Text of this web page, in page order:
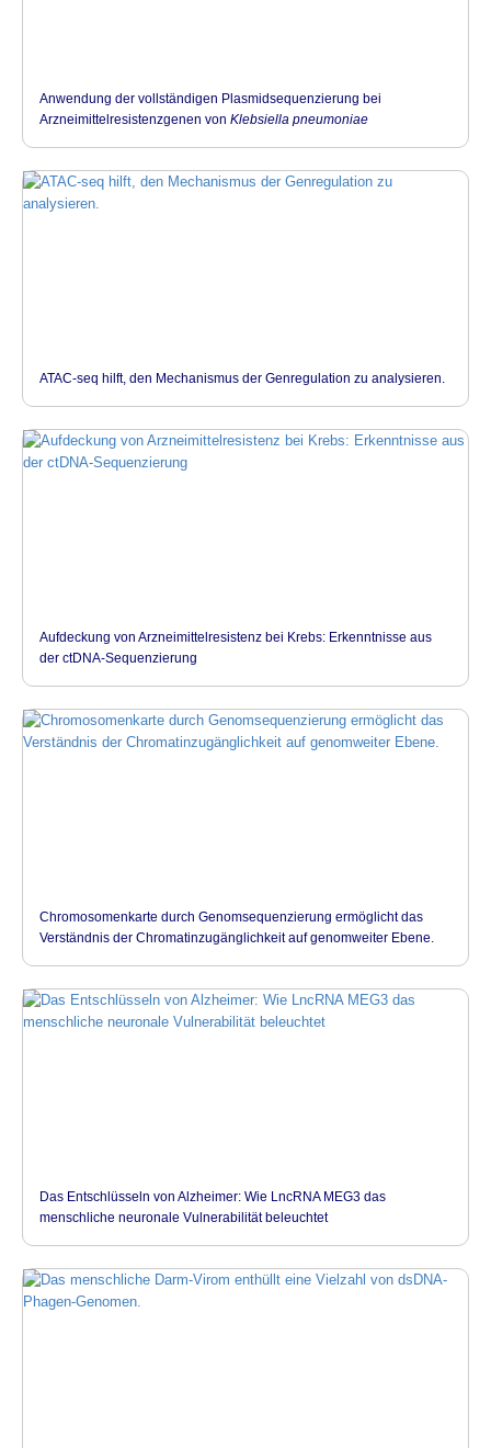
Anwendung der vollständigen Plasmidsequenzierung bei
Arzneimittelresistenzgenen von Klebsiella pneumoniae
ATAC-seq hilft, den Mechanismus der Genregulation zu analysieren.
Aufdeckung von Arzneimittelresistenz bei Krebs: Erkenntnisse aus
der ctDNA-Sequenzierung
Chromosomenkarte durch Genomsequenzierung ermöglicht das
Verständnis der Chromatinzugänglichkeit auf genomweiter Ebene.
Das Entschlüsseln von Alzheimer: Wie LncRNA MEG3 das
menschliche neuronale Vulnerabilität beleuchtet